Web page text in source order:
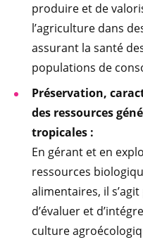
produire et de
l’agriculture dans
assurant la santé
populations de
Préservation,
des ressources
tropicales :
En gérant et en
ressources
alimentaires, il
d’évaluer et
culture